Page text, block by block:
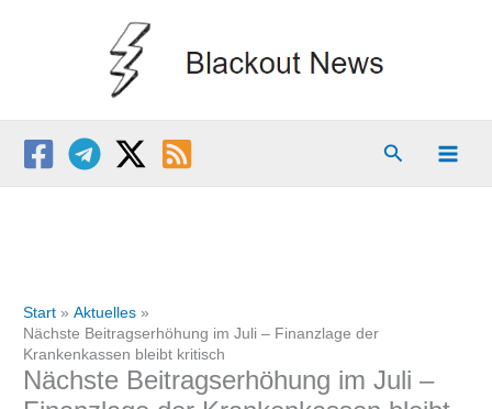
Suchen
Start
Aktuelles
Nächste Beitragserhöhung im Juli – Finanzlage der
Krankenkassen bleibt kritisch
Nächste Beitragserhöhung im Juli –